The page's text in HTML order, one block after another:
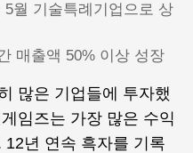
월 기술특례기업으로 상
매출액 50% 이상 성장
많은 기업들에 투자했
임즈는 가장 많은 수익
년 연속 흑자를 기록